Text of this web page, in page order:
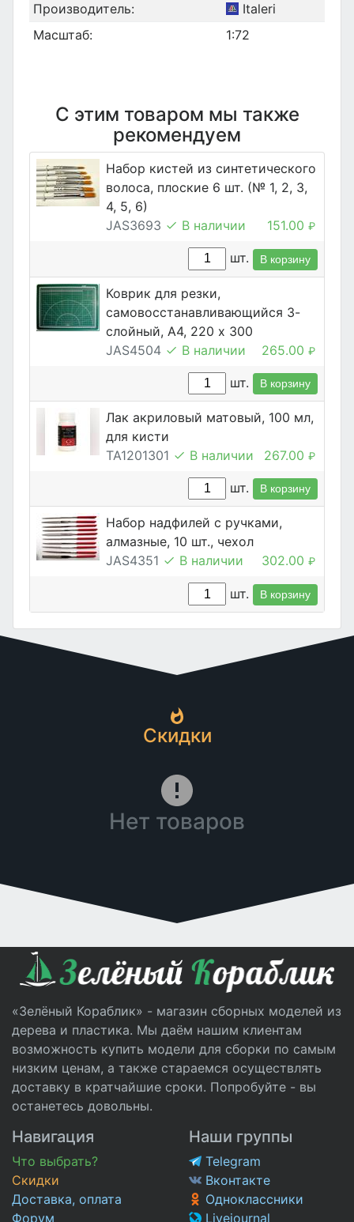
Производитель:
Italeri
Масштаб:
1:72
С этим товаром мы также
рекомендуем
Набор кистей из синтетического
волоса, плоские 6 шт. (№ 1, 2, 3,
4, 5, 6)
JAS3693
В наличии 151.00 ₽
шт. В корзину
Коврик для резки,
самовосстанавливающийся 3-
слойный, А4, 220 х 300
JAS4504
В наличии 265.00 ₽
шт. В корзину
Лак акриловый матовый, 100 мл,
для кисти
TA1201301
В наличии 267.00 ₽
шт. В корзину
Набор надфилей с ручками,
алмазные, 10 шт., чехол
JAS4351
В наличии 302.00 ₽
шт. В корзину
Скидки
Нет товаров
«Зелёный Кораблик» - магазин сборных моделей из
дерева и пластика. Мы даём нашим клиентам
возможность купить модели для сборки по самым
низким ценам, а также стараемся осуществлять
доставку в кратчайшие сроки. Попробуйте - вы
останетесь довольны.
Навигация
Что выбрать?
Скидки
Доставка, оплата
Форум
Наши группы
Telegram
Вконтакте
Одноклассники
Livejournal